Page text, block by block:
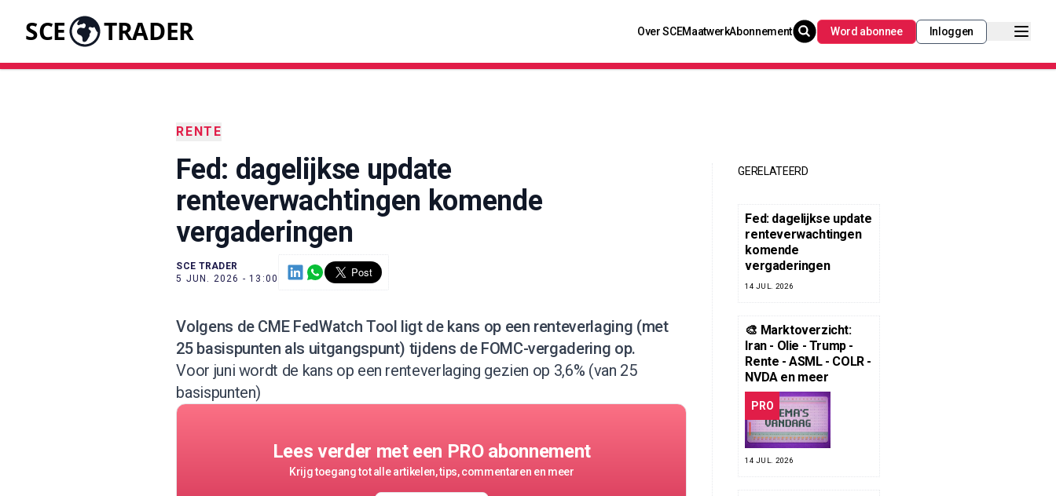
SCE TRADER Over SCEMaatwerkAbonnement Word abonnee Inloggen
RENTE
Fed: dagelijkse update
renteverwachtingen komende
vergaderingen
SCE TRADER
5 JUN. 2026 - 13:00
Volgens de CME FedWatch Tool ligt de kans op een renteverlaging (met
25 basispunten als uitgangspunt) tijdens de FOMC-vergadering op.
Voor juni wordt de kans op een renteverlaging gezien op 3,6% (van 25
basispunten)
Lees verder met een PRO abonnement
Krijg toegang tot alle artikelen, tips, commentaren en meer
GERELATEERD
Fed: dagelijkse update
renteverwachtingen
komende
vergaderingen
14 JUL. 2026
🎨 Marktoverzicht:
Iran - Olie - Trump -
Rente - ASML - COLR -
NVDA en meer
PRO
14 JUL. 2026